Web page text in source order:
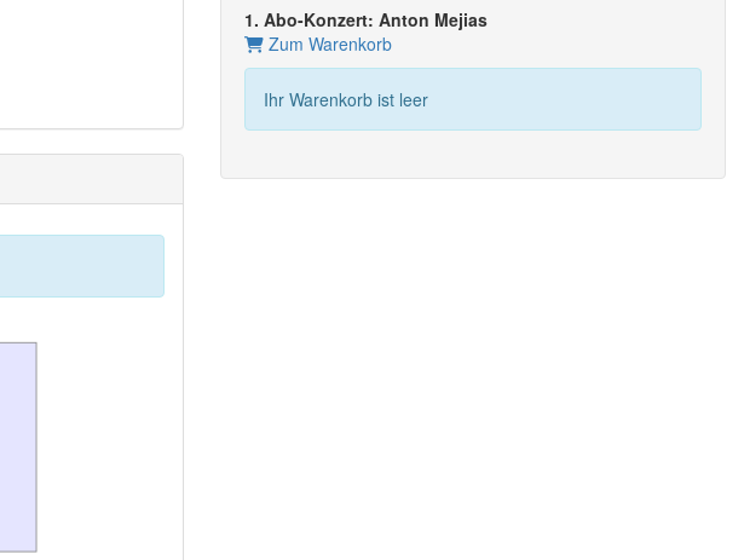
1. Abo-Konzert: Anton Mejias
Zum Warenkorb
Ihr Warenkorb ist leer